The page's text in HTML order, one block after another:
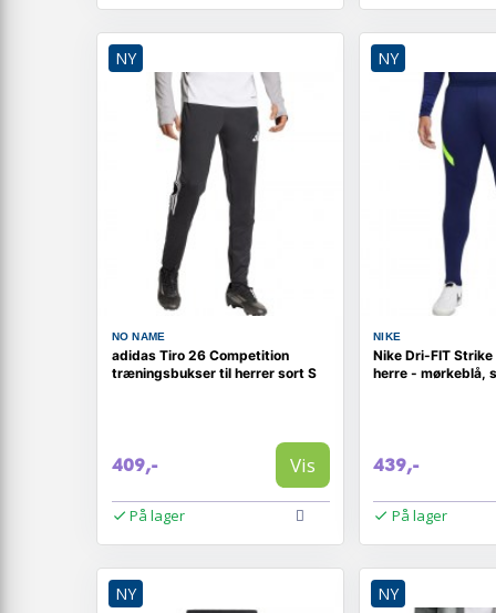
NY
NO NAME
adidas Tiro 26 Competition
træningsbukser til herrer sort S
409,- Vis
På lager
NY
NIKE
Nike Dri-FIT
herre - mørkeblå,
439,-
På lager
NY NY